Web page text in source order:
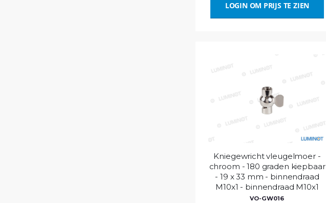
LOGIN OM PRIJS TE ZIEN
Kniegewricht vleugelmoer -
chroom - 180 graden kiepbaar
- 19 x 33 mm - binnendraad
M10x1 - binnendraad M10x1
VO-GW016